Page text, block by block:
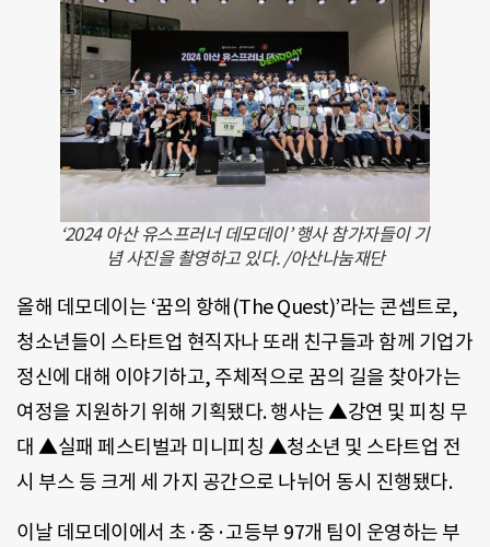
‘2024 아산 유스프러너 데모데이’ 행사 참가자들이 기
념 사진을 촬영하고 있다. /아산나눔재단
올해 데모데이는 ‘꿈의 항해(The Quest)’라는 콘셉트로,
청소년들이 스타트업 현직자나 또래 친구들과 함께 기업가
정신에 대해 이야기하고, 주체적으로 꿈의 길을 찾아가는
여정을 지원하기 위해 기획됐다. 행사는 ▲강연 및 피칭 무
대 ▲실패 페스티벌과 미니피칭 ▲청소년 및 스타트업 전
시 부스 등 크게 세 가지 공간으로 나뉘어 동시 진행됐다.
이날 데모데이에서 초·중·고등부 97개 팀이 운영하는 부